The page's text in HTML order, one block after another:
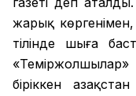
жарық
тілінде шыға
біріккен